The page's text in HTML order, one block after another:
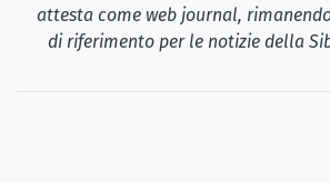
attesta come web journal,
di riferimento per le notizie della